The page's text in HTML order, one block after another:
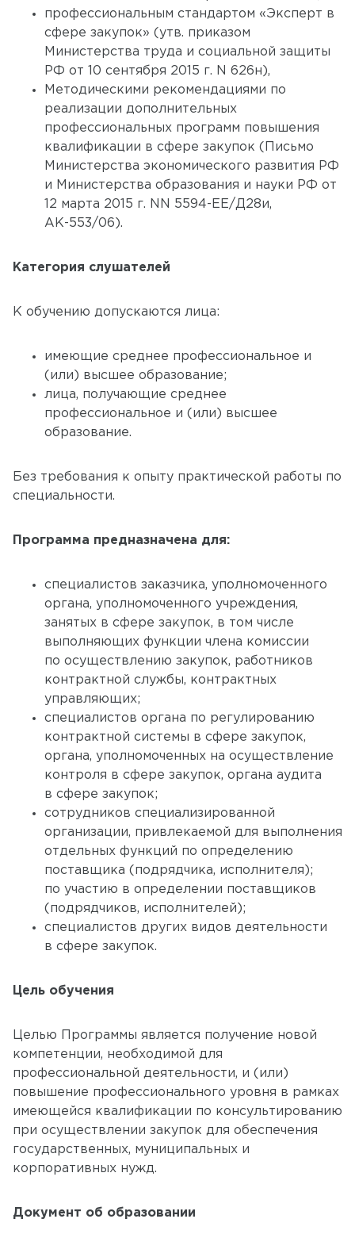
профессиональным стандартом «Эксперт в
сфере закупок» (утв. приказом
Министерства труда и социальной защиты
РФ от 10 сентября 2015 г. N 626н),
Методическими рекомендациями по
реализации дополнительных
профессиональных программ повышения
квалификации в сфере закупок (Письмо
Министерства экономического развития РФ
и Министерства образования и науки РФ от
12 марта 2015 г. NN 5594-ЕЕ/Д28и,
АК-553/06).
Категория слушателей
К обучению допускаются лица:
имеющие среднее профессиональное и
(или) высшее образование;
лица, получающие среднее
профессиональное и (или) высшее
образование.
Без требования к опыту практической работы по
специальности.
Программа предназначена для:
специалистов заказчика, уполномоченного
органа, уполномоченного учреждения,
занятых в сфере закупок, в том числе
выполняющих функции члена комиссии
по осуществлению закупок, работников
контрактной службы, контрактных
управляющих;
специалистов органа по регулированию
контрактной системы в сфере закупок,
органа, уполномоченных на осуществление
контроля в сфере закупок, органа аудита
в сфере закупок;
сотрудников специализированной
организации, привлекаемой для выполнения
отдельных функций по определению
поставщика (подрядчика, исполнителя);
по участию в определении поставщиков
(подрядчиков, исполнителей);
специалистов других видов деятельности
в сфере закупок.
Цель обучения
Целью Программы является получение новой
компетенции, необходимой для
профессиональной деятельности, и (или)
повышение профессионального уровня в рамках
имеющейся квалификации по консультированию
при осуществлении закупок для обеспечения
государственных, муниципальных и
корпоративных нужд.
Документ об образовании